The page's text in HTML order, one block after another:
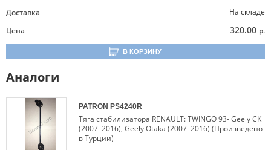
Доставка
На складе
Цена
320.00 р.
В КОРЗИНУ
Аналоги
PATRON PS4240R
Тяга стабилизатора RENAULT: TWINGO 93- Geely CK
(2007–2016), Geely Otaka (2007–2016) (Произведено
в Турции)